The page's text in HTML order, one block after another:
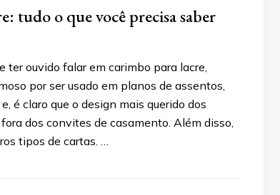
tudo o que você precisa saber
ter ouvido falar em carimbo para lacre,
por ser usado em planos de assentos,
é claro que o design mais querido dos
dos convites de casamento. Além disso,
tipos de cartas. …